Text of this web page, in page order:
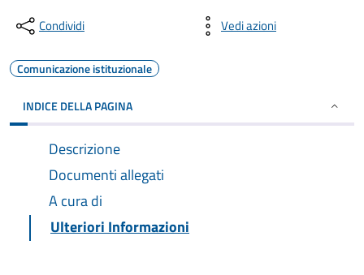
Condividi Vedi azioni
Comunicazione istituzionale
INDICE DELLA PAGINA
Descrizione
Documenti allegati
A cura di
Ulteriori Informazioni